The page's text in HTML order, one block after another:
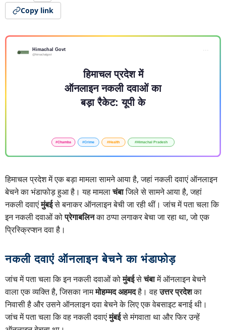
Copy link
हिमाचल प्रदेश में एक बड़ा मामला सामने आया है, जहां नकली दवाएं ऑनलाइन
बेचने का भंडाफोड़ हुआ है। यह मामलाचंबाजिले से सामने आया है, जहां
नकली दवाएंमुंबईसे बनाकर ऑनलाइन बेची जा रही थीं। जांच में पता चला कि
इन नकली दवाओं कोप्रेगाबलिनका ठप्पा लगाकर बेचा जा रहा था, जो एक
प्रिस्क्रिप्शन दवा है।
नकली दवाएं ऑनलाइन बेचने का भंडाफोड़
जांच में पता चला कि इन नकली दवाओं कोमुंबईसेचंबामें ऑनलाइन बेचने
वाला एक व्यक्ति है, जिसका नाममोहम्मद अहमदहै। वहउत्तर प्रदेशका
निवासी है और उसने ऑनलाइन दवा बेचने के लिए एक वेबसाइट बनाई थी।
जांच में पता चला कि वह नकली दवाएंमुंबईसे मंगवाता था और फिर उन्हें